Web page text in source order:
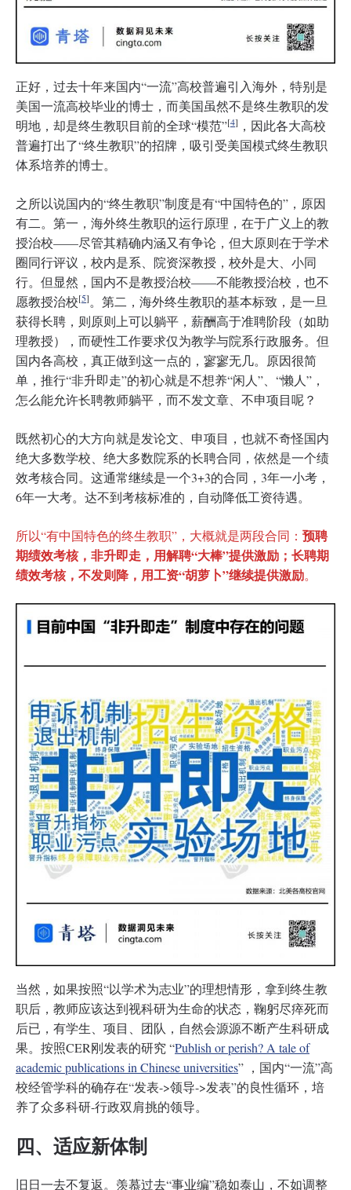
正好，过去十年来国内“一流”高校普遍引入海外，特别是
美国一流高校毕业的博士，而美国虽然不是终生教职的发
明地，却是终生教职目前的全球“模范”[4] ，因此各大高校
普遍打出了“终生教职”的招牌，吸引受美国模式终生教职
体系培养的博士。
之所以说国内的“终生教职”制度是有“中国特色的”，原因
有二。第一，海外终生教职的运行原理，在于广义上的教
授治校——尽管其精确内涵又有争论，但大原则在于学术
圈同行评议，校内是系、院资深教授，校外是大、小同
行。但显然，国内不是教授治校——不能教授治校，也不
愿教授治校[5]。第二，海外终生教职的基本标致，是一旦
获得长聘，则原则上可以躺平，薪酬高于准聘阶段（如助
理教授），而硬性工作要求仅为教学与院系行政服务。但
国内各高校，真正做到这一点的，寥寥无几。原因很简
单，推行“非升即走”的初心就是不想养“闲人”、“懒人”，
怎么能允许长聘教师躺平，而不发文章、不申项目呢？
既然初心的大方向就是发论文、申项目，也就不奇怪国内
绝大多数学校、绝大多数院系的长聘合同，依然是一个绩
效考核合同。这通常继续是一个3+3的合同，3年一小考，
6年一大考。达不到考核标准的，自动降低工资待遇。
所以“有中国特色的终生教职”，大概就是两段合同： 预聘
期绩效考核，非升即走，用解聘“大棒”提供激励；长聘期
绩效考核，不发则降，用工资“胡萝卜”继续提供激励。
当然，如果按照“以学术为志业”的理想情形，拿到终生教
职后，教师应该达到视科研为生命的状态，鞠躬尽瘁死而
后已，有学生、项目、团队，自然会源源不断产生科研成
果。按照CER刚发表的研究 “Publish or perish? A tale of
academic publications in Chinese universities” ，国内“一流”高
校经管学科的确存在“发表->领导->发表”的良性循环，培
养了众多科研-行政双肩挑的领导。
四、适应新体制
旧日一去不复返。羡慕过去“事业编”稳如泰山，不如调整